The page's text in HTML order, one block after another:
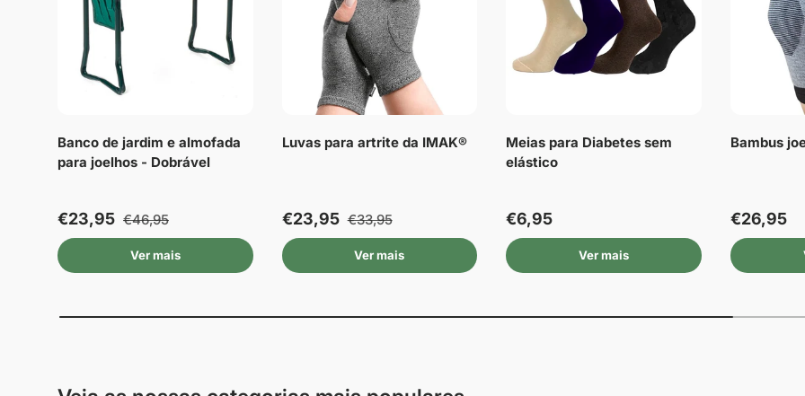
Banco de jardim e almofada
para joelhos - Dobrável
€23,95 €46,95
Ver mais
Luvas para artrite da IMAK®
€23,95 €33,95
Ver mais
Meias para Diabetes sem
elástico
€6,95
Ver mais
Bambus
€26,95